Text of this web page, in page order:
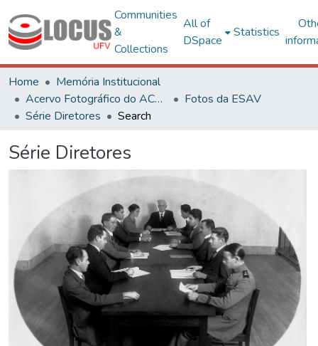
Communities
&
Collections
All of
DSpace
Statistics
Home
Memória Institucional
Acervo Fotográfico do ACH-UFV
Fotos da ESAV
Série Diretores
Search
Série Diretores